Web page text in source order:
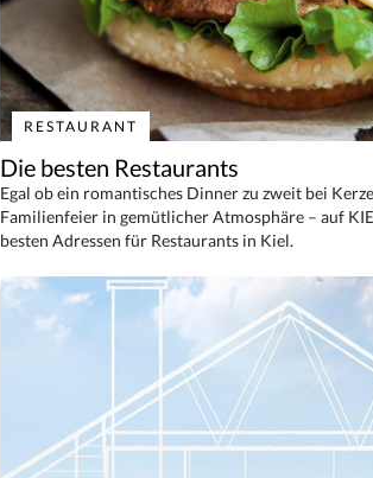
RESTAURANT
Die besten Restaurants
Egal ob ein romantisches Dinner zu zweit bei
Familienfeier in gemütlicher Atmosphäre – auf
besten Adressen für Restaurants in Kiel.